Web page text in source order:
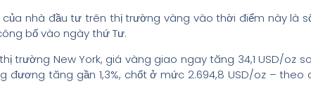
nhà đầu tư trên thị trường vàng vào thời điểm này là
bố vào ngày thứ Tư.
trường New York, giá vàng giao ngay tăng 34,1 USD/oz
đương tăng gần 1,3%, chốt ở mức 2.694,8 USD/oz – theo